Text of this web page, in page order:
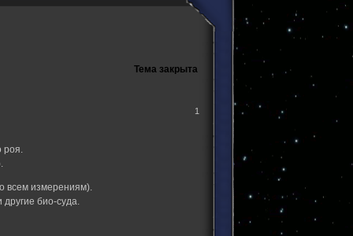
Тема закрыта
1
роя.
всем измерениям).
другие био-суда.